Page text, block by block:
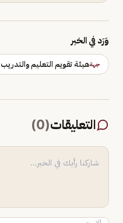
وَرَد في الخبر
جهةهيئة تقويم التعليم والتدريب
التعليقات(
0
)